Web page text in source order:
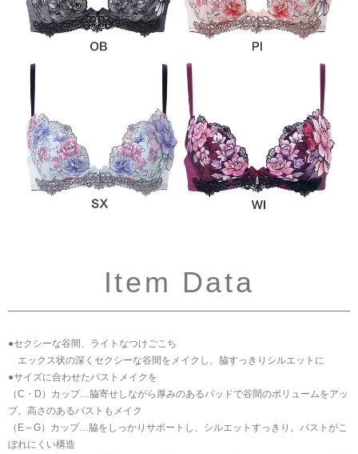
Item Data
●セクシーな谷間、ライトなつけごこち
エックス状の深くセクシーな谷間をメイクし、脇すっきりシルエットに
●サイズに合わせたバストメイクを
（C・D）カップ…脇寄せしながら厚みのあるパッドで谷間のボリュームをアッ
プ。高さのあるバストもメイク
（E～G）カップ…脇をしっかりサポートし、シルエットすっきり。バストがこ
ぼれにくい構造